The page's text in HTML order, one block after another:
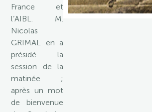
France et
l’AIBL. M.
Nicolas
GRIMAL en a
présidé la
session de la
matinée ;
après un mot
de bienvenue